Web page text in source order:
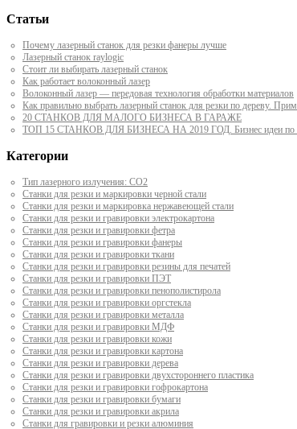
Статьи
Почему лазерный станок для резки фанеры лучше
Лазерный станок raylogic
Стоит ли выбирать лазерный станок
Как работает волоконный лазер
Волоконный лазер — передовая технология обработки материалов
Как правильно выбрать лазерный станок для резки по дереву.
20 СТАНКОВ ДЛЯ МАЛОГО БИЗНЕСА В ГАРАЖЕ
ТОП 15 СТАНКОВ ДЛЯ БИЗНЕСА НА 2019 ГОД. Бизнес идеи по
Категории
Тип лазерного излучения: СО2
Станки для резки и маркировки черной стали
Станки для резки и маркировка нержавеющей стали
Станки для резки и гравировки электрокартона
Станки для резки и гравировки фетра
Станки для резки и гравировки фанеры
Станки для резки и гравировки ткани
Станки для резки и гравировки резины для печатей
Станки для резки и гравировки ПЭТ
Станки для резки и гравировки пенополистирола
Станки для резки и гравировки оргстекла
Станки для резки и гравировки металла
Станки для резки и гравировки МДФ
Станки для резки и гравировки кожи
Станки для резки и гравировки картона
Станки для резки и гравировки дерева
Станки для резки и гравировки двухстороннего пластика
Станки для резки и гравировки гофрокартона
Станки для резки и гравировки бумаги
Станки для резки и гравировки акрила
Станки для гравировки и резки алюминия